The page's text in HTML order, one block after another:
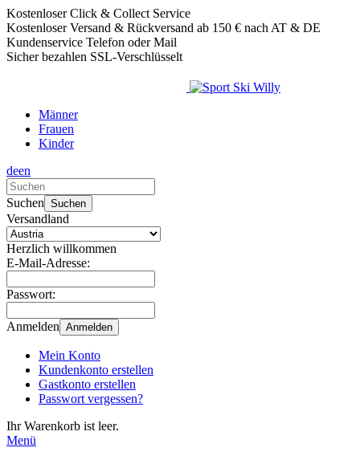
Kostenloser Click & Collect Service
Kostenloser Versand & Rückversand ab 150 € nach AT & DE
Kundenservice Telefon oder Mail
Sicher bezahlen SSL-Verschlüsselt
Männer
Frauen
Kinder
deen
die
nach
oben
unten,
um
das
Suchen Suchen
Versandland
Herzlich willkommen
E-Mail-Adresse:
Passwort:
Anmelden Anmelden
Mein Konto
Kundenkonto erstellen
Gastkonto erstellen
Passwort vergessen?
Ihr Warenkorb ist leer.
Menü